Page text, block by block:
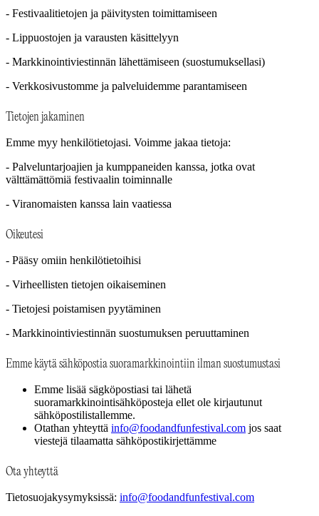
- Festivaalitietojen ja päivitysten toimittamiseen
- Lippuostojen ja varausten käsittelyyn
- Markkinointiviestinnän lähettämiseen (suostumuksellasi)
- Verkkosivustomme ja palveluidemme parantamiseen
Tietojen jakaminen
Emme myy henkilötietojasi. Voimme jakaa tietoja:
- Palveluntarjoajien ja kumppaneiden kanssa, jotka ovat
välttämättömiä festivaalin toiminnalle
- Viranomaisten kanssa lain vaatiessa
Oikeutesi
- Pääsy omiin henkilötietoihisi
- Virheellisten tietojen oikaiseminen
- Tietojesi poistamisen pyytäminen
- Markkinointiviestinnän suostumuksen peruuttaminen
Emme käytä sähköpostia suoramarkkinointiin ilman suostumustasi
Emme lisää sägköpostiasi tai lähetä
suoramarkkinointisähköposteja ellet ole kirjautunut
sähköpostilistallemme.
Otathan yhteyttä info@foodandfunfestival.com jos saat
viestejä tilaamatta sähköpostikirjettämme
Ota yhteyttä
Tietosuojakysymyksissä: info@foodandfunfestival.com